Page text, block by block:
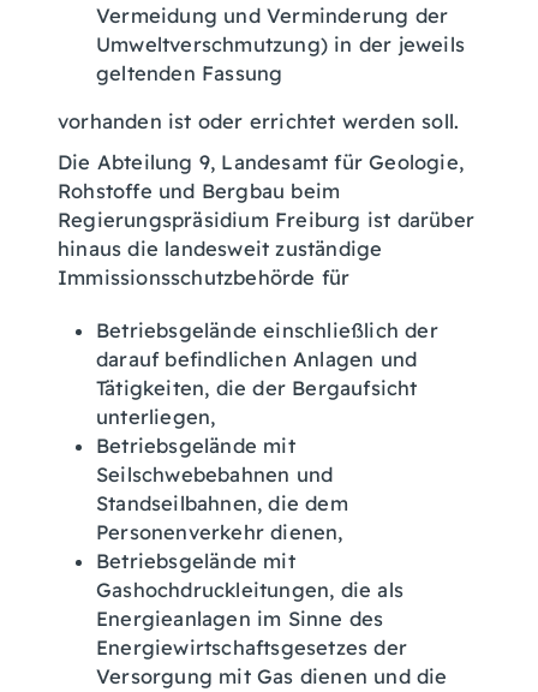
Vermeidung und Verminderung der
Umweltverschmutzung) in der jeweils
geltenden Fassung
vorhanden ist oder errichtet werden soll.
Die Abteilung 9, Landesamt für Geologie,
Rohstoffe und Bergbau beim
Regierungspräsidium Freiburg ist darüber
hinaus die landesweit zuständige
Immissionsschutzbehörde für
Betriebsgelände einschließlich der
darauf befindlichen Anlagen und
Tätigkeiten, die der Bergaufsicht
unterliegen,
Betriebsgelände mit
Seilschwebebahnen und
Standseilbahnen, die dem
Personenverkehr dienen,
Betriebsgelände mit
Gashochdruckleitungen, die als
Energieanlagen im Sinne des
Energiewirtschaftsgesetzes der
Versorgung mit Gas dienen und die